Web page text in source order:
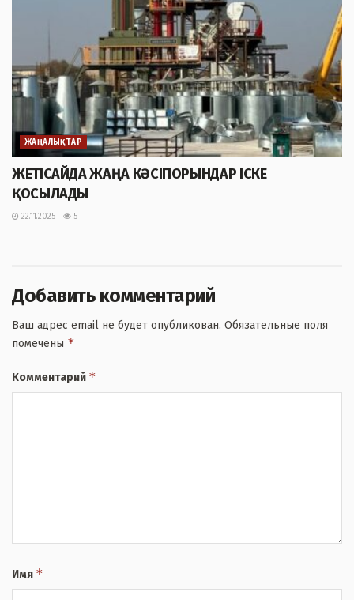
ЖАҢАЛЫҚТАР
ЖЕТІСАЙДА ЖАҢА КӘСІПОРЫНДАР ІСКЕ
ҚОСЫЛАДЫ
22.11.2025 5
Добавить комментарий
Ваш адрес email не будет опубликован. Обязательные поля
помечены *
Комментарий *
Имя *